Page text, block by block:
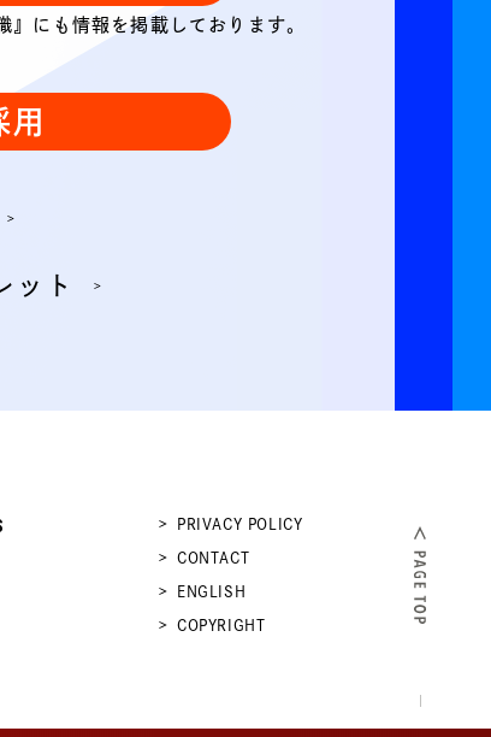
にも情報を掲載しております。
ット
PRIVACY POLICY
CONTACT
ENGLISH
COPYRIGHT